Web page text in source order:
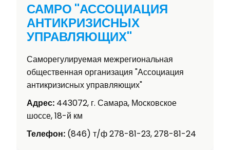
САМРО "АССОЦИАЦИЯ
АНТИКРИЗИСНЫХ
УПРАВЛЯЮЩИХ"
Саморегулируемая межрегиональная
общественная организация "Ассоциация
антикризисных управляющих"
Адрес: 443072, г. Самара, Московское
шоссе, 18-й км
Телефон: (846) т/ф 278-81-23, 278-81-24